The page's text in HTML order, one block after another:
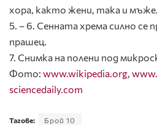
хора, както жени, така и мъже.
5. – 6. Сенната хрема силно се
прашец.
7. Снимка на полени под
Фото: www.wikipedia.org,
sciencedaily.com
Тагове: Брой 10